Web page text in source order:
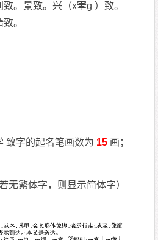
。景致。兴（x宯g ）致。
。
致字的起名笔画数为 15 画；
无繁体字，则显示简体字）